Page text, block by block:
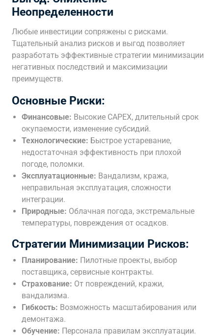
Неопределенности
Любые инвестиции сопряжены с рисками.
Тщательный анализ рисков и выгод позволяет
разработать эффективные стратегии минимизации
негативных последствий и максимизации
преимуществ.
Основные Риски:
Финансовые: Высокие CAPEX, длительный срок
окупаемости, изменение субсидий.
Технологические: Быстрое устаревание,
недостаточная эффективность при плохой
погоде, поломки.
Эксплуатационные: Вандализм, кража,
неправильная эксплуатация, сложности
интеграции.
Природные: Облачная погода, экстремальные
температуры, повреждения от осадков.
Стратегии Минимизации Рисков:
Планирование: Пилотные проекты, выбор
поставщика, сервисные контракты.
Страхование: От повреждений, кражи,
вандализма.
Гибкость: Возможность масштабирования или
демонтажа.
Обучение: Персонала правилам эксплуатации.